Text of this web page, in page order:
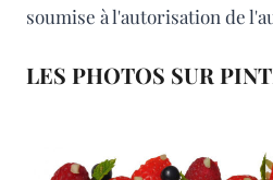
soumise à l'autorisation de
LES PHOTOS SUR